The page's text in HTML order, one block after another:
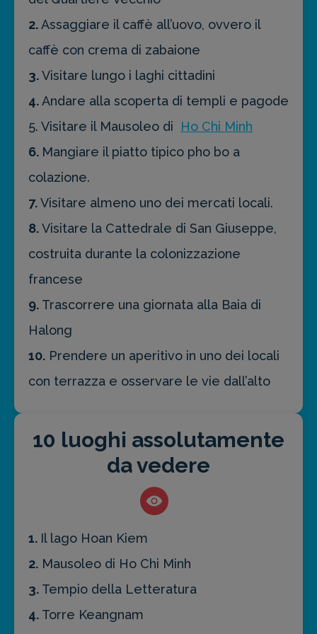
2.Assaggiare il caffè all’uovo, ovvero il
caffè con crema di zabaione
3.Visitare lungo i laghi cittadini
4.Andare alla scoperta di templi e pagode
5. Visitare il Mausoleo di
Ho Chi Minh
6. Mangiare il piatto tipico pho bo a
colazione.
7.Visitare almeno uno dei mercati locali.
8.Visitare la Cattedrale di San Giuseppe,
costruita durante la colonizzazione
francese
9. Trascorrere una giornata alla Baia di
Halong
10. Prendere un aperitivo in uno dei locali
con terrazza e osservare le vie dall’alto
10 luoghi assolutamente
da vedere
1. Il lago Hoan Kiem
2. Mausoleo di Ho Chi Minh
3. Tempio della Letteratura
4. Torre Keangnam